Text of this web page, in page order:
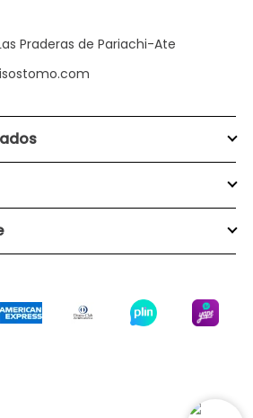
Praderas de Pariachi-Ate